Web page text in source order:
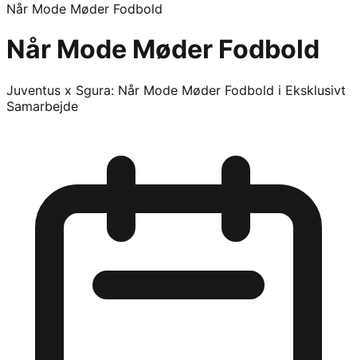
Når Mode Møder Fodbold
Når Mode Møder Fodbold
Juventus x Sgura: Når Mode Møder Fodbold i Eksklusivt
Samarbejde